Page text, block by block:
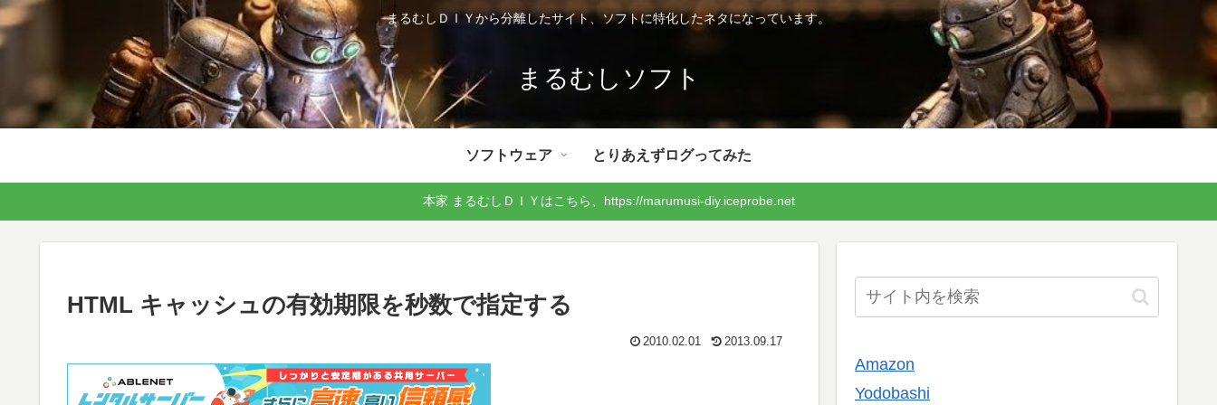
まるむしＤＩＹから分離したサイト、ソフトに特化したネタになっています。
まるむしソフト
ソフトウェア とりあえずログってみた
本家 まるむしＤＩＹはこちら、https://marumusi-diy.iceprobe.net
HTML キャッシュの有効期限を秒数で指定する
2010.02.01 2013.09.17
Amazon
Yodobashi